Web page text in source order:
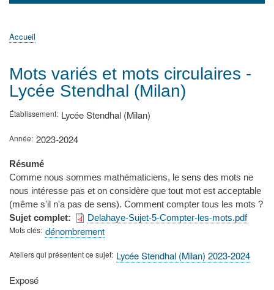
Accueil
ActualitésMATh.en.JEANS ?
Régions et Ateliers
Créer, gérer un atelier
Sujets/Publications
Congrès
d'Ariane
Accueil
Mots variés et mots circulaires -
Lycée Stendhal (Milan)
Établissement Lycée Stendhal (Milan)
Année 2023-2024
Résumé
Comme nous sommes mathématiciens, le sens des mots ne
nous intéresse pas et on considère que tout mot est acceptable
(même s'il n'a pas de sens). Comment compter tous les mots ?
Sujet complet
Delahaye-Sujet-5-Compter-les-mots.pdf
Mots clés dénombrement
Ateliers qui présentent ce sujet Lycée Stendhal (Milan) 2023-2024
Type
Exposé